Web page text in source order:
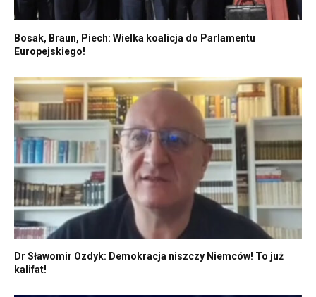
Bosak, Braun, Piech: Wielka koalicja do Parlamentu
Europejskiego!
Dr Sławomir Ozdyk: Demokracja niszczy Niemców! To już
kalifat!